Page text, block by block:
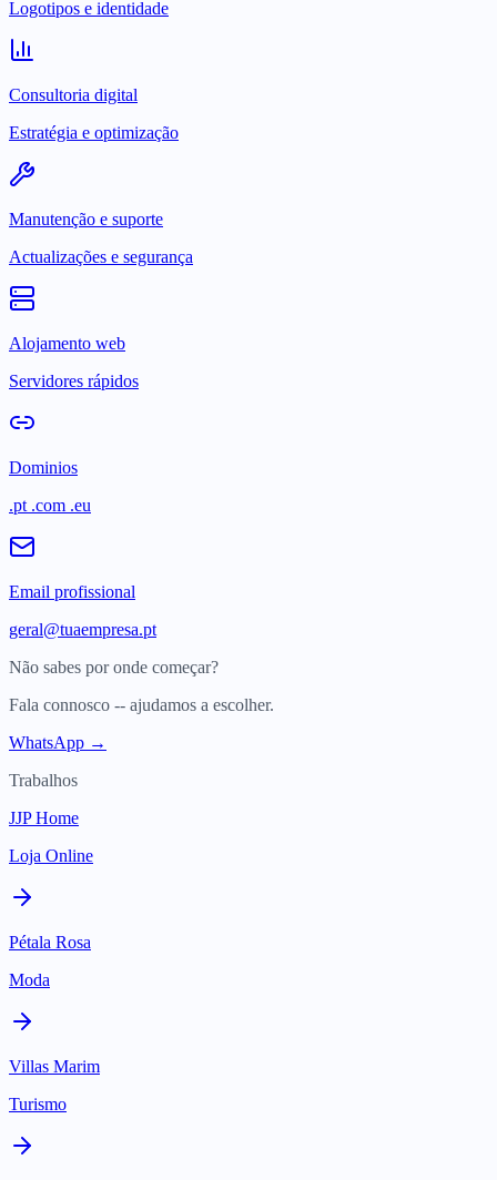
Logotipos e identidade
Consultoria digital
Estratégia e optimização
Manutenção e suporte
Actualizações e segurança
Alojamento web
Servidores rápidos
Dominios
.pt .com .eu
Email profissional
geral@tuaempresa.pt
Não sabes por onde começar?
Fala connosco -- ajudamos a escolher.
WhatsApp →
Trabalhos
JJP Home
Loja Online
Pétala Rosa
Moda
Villas Marim
Turismo